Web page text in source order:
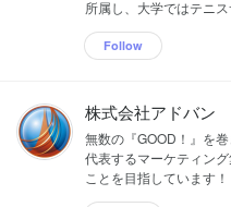
所属し、大学ではテニ
Follow
株式会社アドバン
無数の『GOOD！』を
代表するマーケティン
ことを目指しています！